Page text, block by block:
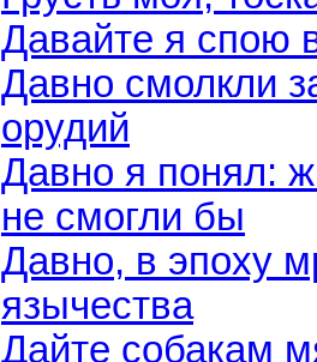
Давайте я спою
Давно смолкли
орудий
Давно я понял:
не смогли бы
Давно, в эпоху
язычества
Дайте собакам